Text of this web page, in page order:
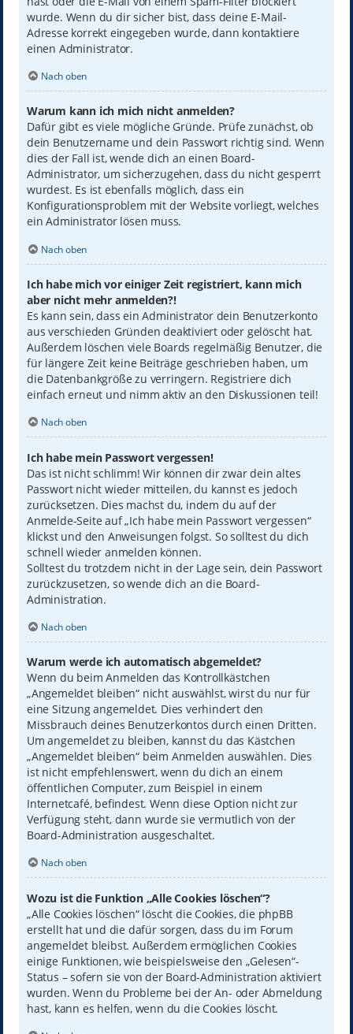
wurde. Wenn du dir sicher bist, dass deine E-Mail-
Adresse korrekt eingegeben wurde, dann kontaktiere
einen Administrator.
Nach oben
Warum kann ich mich nicht anmelden?
Dafür gibt es viele mögliche Gründe. Prüfe zunächst, ob
dein Benutzername und dein Passwort richtig sind. Wenn
dies der Fall ist, wende dich an einen Board-
Administrator, um sicherzugehen, dass du nicht gesperrt
wurdest. Es ist ebenfalls möglich, dass ein
Konfigurationsproblem mit der Website vorliegt, welches
ein Administrator lösen muss.
Nach oben
Ich habe mich vor einiger Zeit registriert, kann mich
aber nicht mehr anmelden?!
Es kann sein, dass ein Administrator dein Benutzerkonto
aus verschieden Gründen deaktiviert oder gelöscht hat.
Außerdem löschen viele Boards regelmäßig Benutzer, die
für längere Zeit keine Beiträge geschrieben haben, um
die Datenbankgröße zu verringern. Registriere dich
einfach erneut und nimm aktiv an den Diskussionen teil!
Nach oben
Ich habe mein Passwort vergessen!
Das ist nicht schlimm! Wir können dir zwar dein altes
Passwort nicht wieder mitteilen, du kannst es jedoch
zurücksetzen. Dies machst du, indem du auf der
Anmelde-Seite auf „Ich habe mein Passwort vergessen“
klickst und den Anweisungen folgst. So solltest du dich
schnell wieder anmelden können.
Solltest du trotzdem nicht in der Lage sein, dein Passwort
zurückzusetzen, so wende dich an die Board-
Administration.
Nach oben
Warum werde ich automatisch abgemeldet?
Wenn du beim Anmelden das Kontrollkästchen
„Angemeldet bleiben“ nicht auswählst, wirst du nur für
eine Sitzung angemeldet. Dies verhindert den
Missbrauch deines Benutzerkontos durch einen Dritten.
Um angemeldet zu bleiben, kannst du das Kästchen
„Angemeldet bleiben“ beim Anmelden auswählen. Dies
ist nicht empfehlenswert, wenn du dich an einem
öffentlichen Computer, zum Beispiel in einem
Internetcafé, befindest. Wenn diese Option nicht zur
Verfügung steht, dann wurde sie vermutlich von der
Board-Administration ausgeschaltet.
Nach oben
Wozu ist die Funktion „Alle Cookies löschen“?
„Alle Cookies löschen“ löscht die Cookies, die phpBB
erstellt hat und die dafür sorgen, dass du im Forum
angemeldet bleibst. Außerdem ermöglichen Cookies
einige Funktionen, wie beispielsweise den „Gelesen“-
Status – sofern sie von der Board-Administration aktiviert
wurden. Wenn du Probleme bei der An- oder Abmeldung
hast, kann es helfen, wenn du die Cookies löscht.